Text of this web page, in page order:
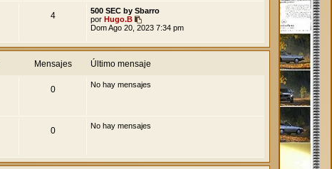
l
i
o
m
e
n
a
4
500 SEC by Sbarro
por Hugo.B
e
ú
l
t
i
o
a
Dom Ago 20, 2023 7:34 pm
Mensajes Último mensaje
0 No hay mensajes
0 No hay mensajes